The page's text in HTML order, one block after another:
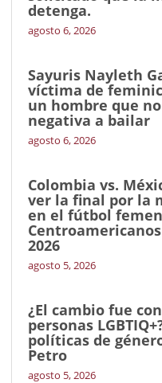
detenga.
agosto 6, 2026
Sayuris Nayleth
víctima de
un hombre que
negativa a bailar
agosto 6, 2026
Colombia vs.
ver la final por la
en el fútbol
2026
agosto 5, 2026
¿El cambio fue
personas
políticas de
Petro
agosto 5, 2026